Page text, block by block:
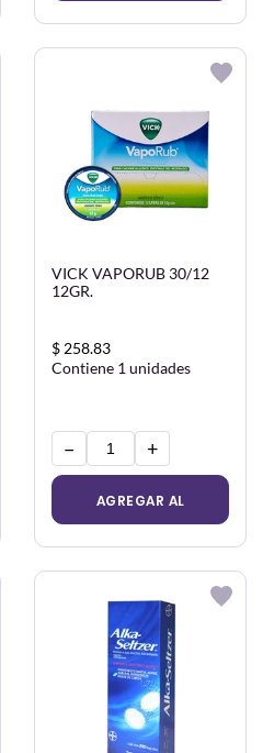
CARRITO
VICK VAPORUB 30/12
12GR.
$ 258.83
Contiene 1 unidades
− +
AGREGAR AL
CARRITO